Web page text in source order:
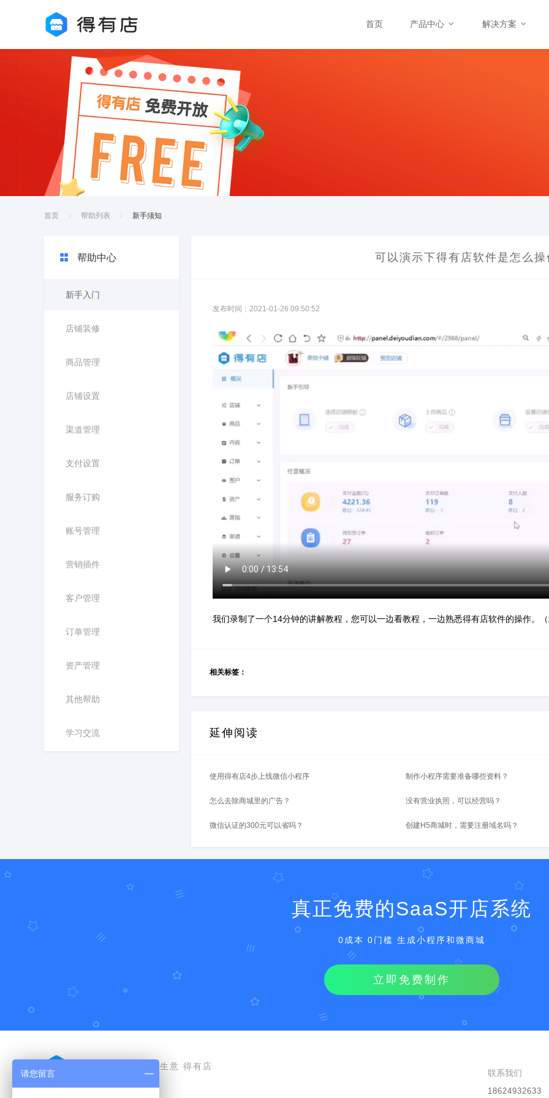
首页 产品中心 解决方案
首页 帮助列表 新手须知
帮助中心
新手入门
店铺装修
商品管理
店铺设置
渠道管理
支付设置
服务订购
账号管理
营销插件
客户管理
订单管理
资产管理
其他帮助
学习交流
可以演示下得有店软件是怎么
发布时间：2021-01-26 09:50:52
我们录制了一个14分钟的讲解教程，您可以一边看教程，一边熟悉得有店软件的操作。
相关标签：
延伸阅读
使用得有店4步上线微信小程序 制作小程序需要准备哪些资料？
怎么去除商城里的广告？ 没有营业执照，可以经营吗？
微信认证的300元可以省吗？ 创建H5商城时，需要注册域名吗？
真正免费的SaaS开店系统
0成本 0门槛 生成小程序和微商城
立即免费制作
好生意 得有店
联系我们
18624932633
请您留言